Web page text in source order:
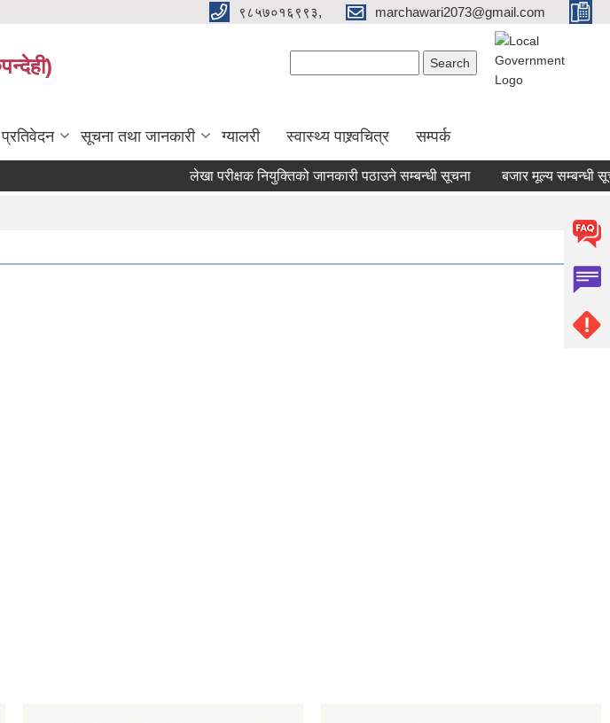
९८५७०१६९९३, marchawari2073@gmail.com
प्रतिवेदन सूचना तथा जानकारी ग्यालरी स्वास्थ्य पाश्र्वचित्र सम्पर्क
लेखा परीक्षक नियुक्तिको जानकारी पठाउने सम्बन्धी सूचना बजार मूल्य सम्बन्धी सूचना..